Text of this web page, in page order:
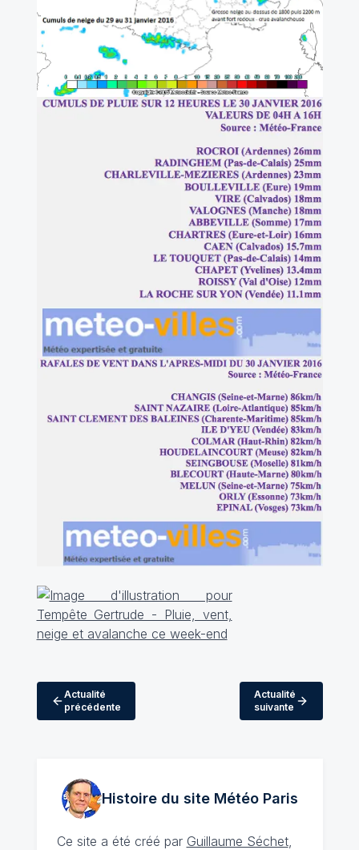
Actualité
précédente
Actualité
suivante
Histoire du site MétéoParis
Ce site a été créé par Guillaume Séchet,